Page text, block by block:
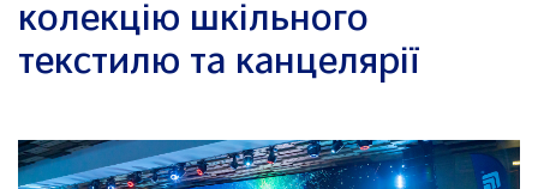
колекцію шкільного
текстилю та канцелярії